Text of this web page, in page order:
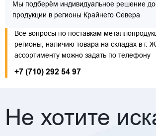
Мы подберём индивидуальное решение
продукции в регионы Крайнего Севера
Все вопросы по поставкам
регионы, наличию товара на складах в г.
ассортименту можно задать по телефону
+7 (710) 292 54 97
Не хотите